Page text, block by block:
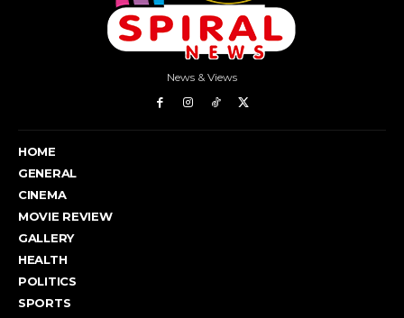
News & Views
HOME
GENERAL
CINEMA
MOVIE REVIEW
GALLERY
HEALTH
POLITICS
SPORTS